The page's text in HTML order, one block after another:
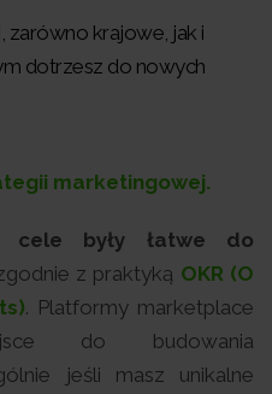
zarówno krajowe, jak i
dotrzesz do nowych
marketingowej.
były łatwe do
zgodnie z praktyką OKR (O
. Platformy marketplace
do budowania
jeśli masz unikalne